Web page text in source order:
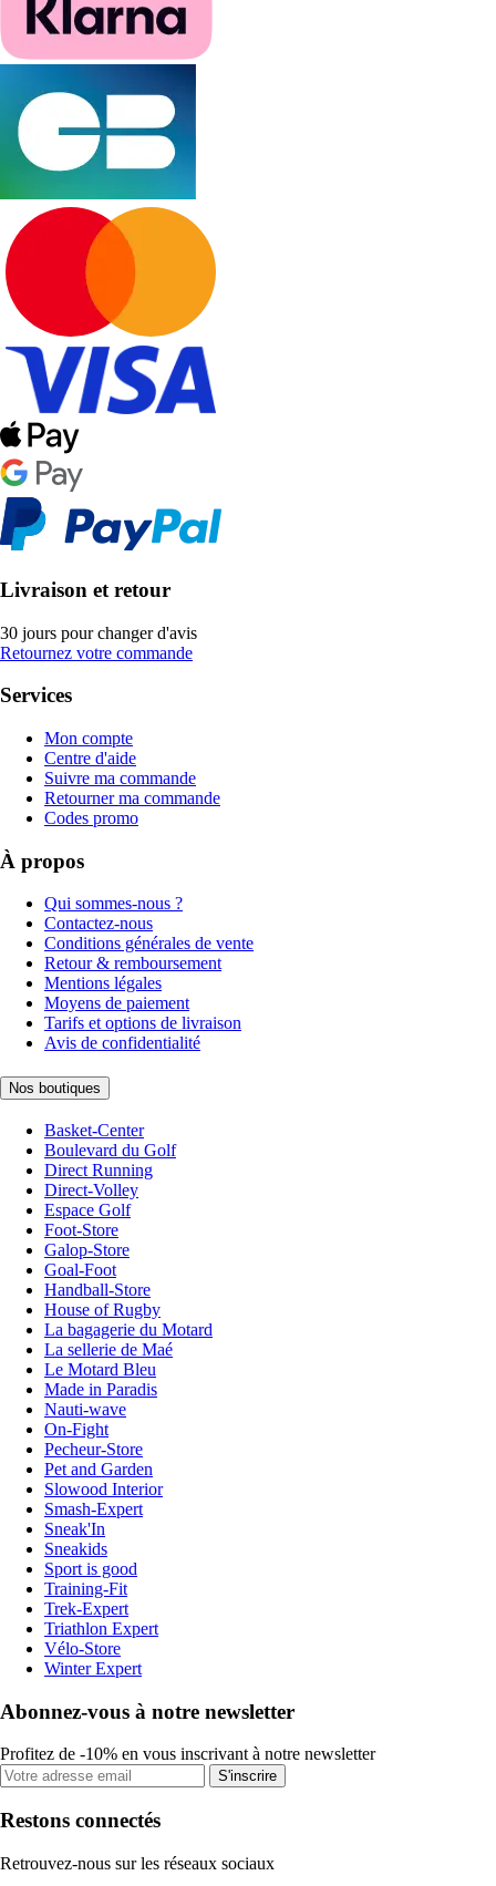
Livraison et retour
30 jours pour changer d'avis
Retournez votre commande
Services
Mon compte
Centre d'aide
Suivre ma commande
Retourner ma commande
Codes promo
À propos
Qui sommes-nous ?
Contactez-nous
Conditions générales de vente
Retour & remboursement
Mentions légales
Moyens de paiement
Tarifs et options de livraison
Avis de confidentialité
Nos boutiques
Basket-Center
Boulevard du Golf
Direct Running
Direct-Volley
Espace Golf
Foot-Store
Galop-Store
Goal-Foot
Handball-Store
House of Rugby
La bagagerie du Motard
La sellerie de Maé
Le Motard Bleu
Made in Paradis
Nauti-wave
On-Fight
Pecheur-Store
Pet and Garden
Slowood Interior
Smash-Expert
Sneak'In
Sneakids
Sport is good
Training-Fit
Trek-Expert
Triathlon Expert
Vélo-Store
Winter Expert
Abonnez-vous à notre newsletter
Profitez de -10% en vous inscrivant à notre newsletter
S'inscrire
Restons connectés
Retrouvez-nous sur les réseaux sociaux